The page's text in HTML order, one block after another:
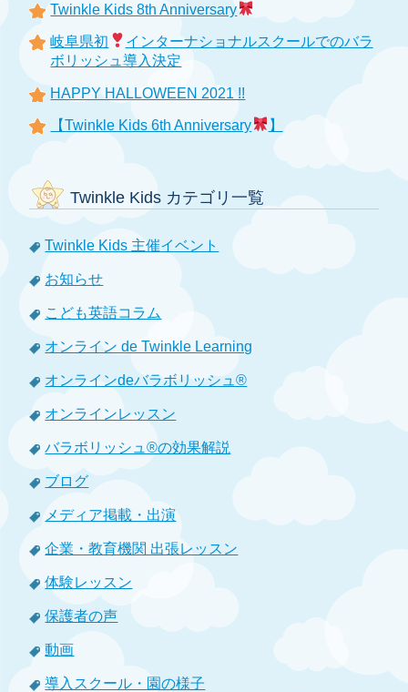
Twinkle Kids 8th Anniversary
岐阜県初
インターナショナルスクールでのバラ
ボリッシュ導入決定
HAPPY HALLOWEEN 2021 !!
【Twinkle Kids 6th Anniversary 】
Twinkle Kids カテゴリ一覧
Twinkle Kids 主催イベント
お知らせ
こども英語コラム
オンライン de Twinkle Learning
オンラインdeバラボリッシュ®
オンラインレッスン
バラボリッシュ®の効果解説
ブログ
メディア掲載・出演
企業・教育機関 出張レッスン
体験レッスン
保護者の声
動画
導入スクール・園の様子